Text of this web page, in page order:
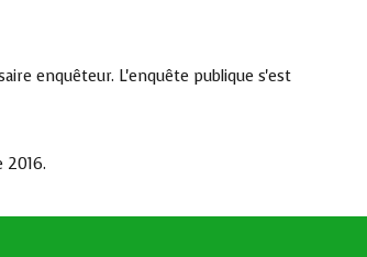
enquêteur. L'enquête publique s'est
2016.